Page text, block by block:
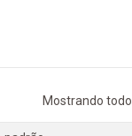
Mostrando